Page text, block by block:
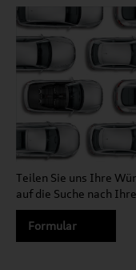
Teilen Sie uns Ihre
auf die Suche nach
Formular